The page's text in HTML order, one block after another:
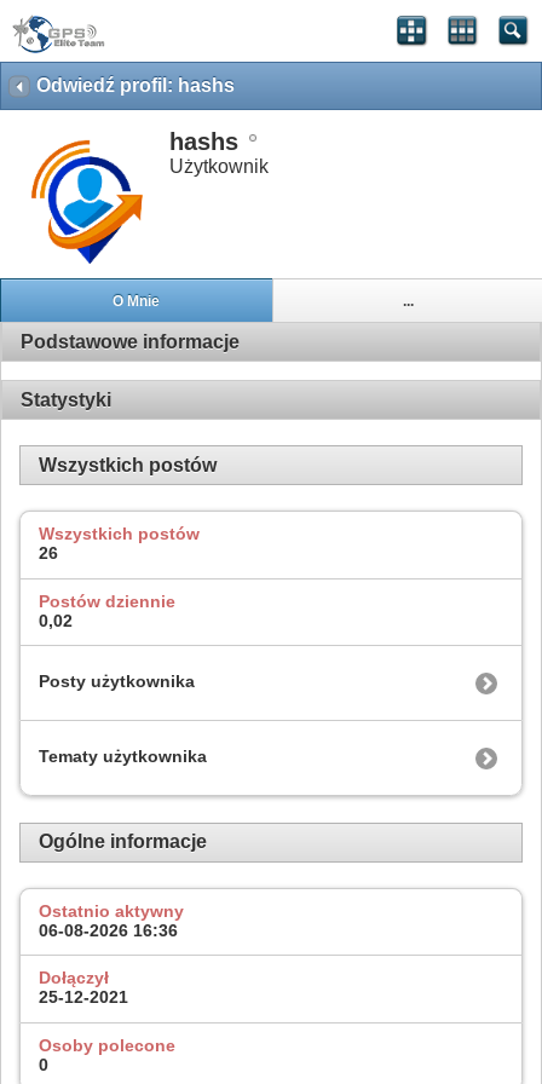
Odwiedź profil: hashs
hashs
Użytkownik
O Mnie ...
Podstawowe informacje
Statystyki
Wszystkich postów
Wszystkich postów
26
Postów dziennie
0,02
Posty użytkownika
Tematy użytkownika
Ogólne informacje
Ostatnio aktywny
06-08-2026 16:36
Dołączył
25-12-2021
Osoby polecone
0